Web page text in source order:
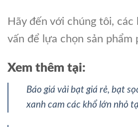
Hãy đến với chúng tôi,
vấn để lựa chọn sản phẩm
Xem thêm tại:
Báo giá vải bạt giá rẻ, bạt
xanh cam các khổ lớn nhỏ